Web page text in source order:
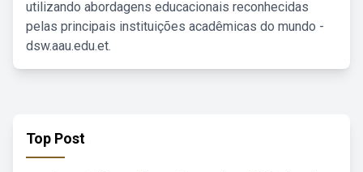
utilizando abordagens educacionais reconhecidas
pelas principais instituições acadêmicas do mundo -
dsw.aau.edu.et.
Top Post